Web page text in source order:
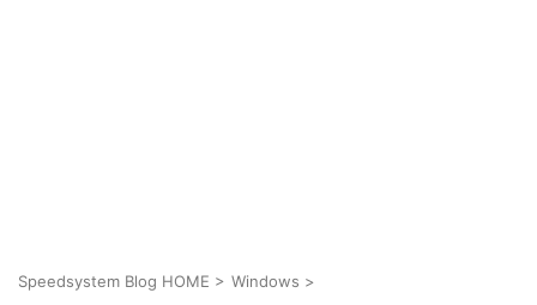
Speedsystem Blog HOME > Windows >